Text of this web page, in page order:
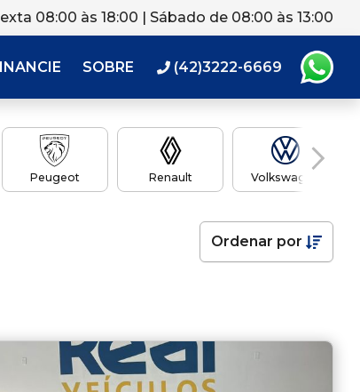
08:00 às 18:00 | Sábado de 08:00 às 13:00
SOBRE (42)3222-6669
Peugeot Renault Volkswagen
Ordenar por